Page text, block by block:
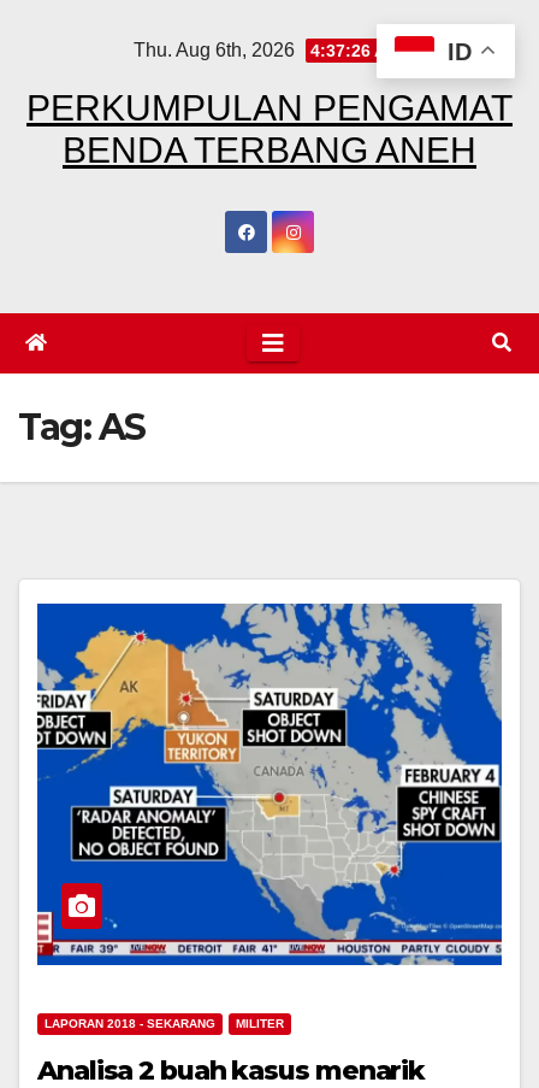
Thu. Aug 6th, 2026 4:37:27 AM
PERKUMPULAN PENGAMAT
BENDA TERBANG ANEH
Tag:AS
LAPORAN 2018 - SEKARANG MILITER
Analisa 2 buah kasus menarik
ID